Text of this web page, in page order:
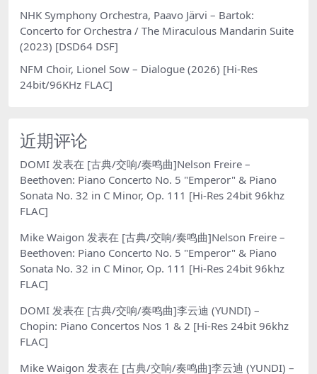
NHK Symphony Orchestra, Paavo Järvi – Bartok:
Concerto for Orchestra / The Miraculous Mandarin Suite
(2023) [DSD64 DSF]
NFM Choir, Lionel Sow – Dialogue (2026) [Hi-Res
24bit/96KHz FLAC]
近期评论
DOMI 发表在 [古典/交响/奏鸣曲]Nelson Freire –
Beethoven: Piano Concerto No. 5 "Emperor" & Piano
Sonata No. 32 in C Minor, Op. 111 [Hi-Res 24bit 96khz
FLAC]
Mike Waigon 发表在 [古典/交响/奏鸣曲]Nelson Freire –
Beethoven: Piano Concerto No. 5 "Emperor" & Piano
Sonata No. 32 in C Minor, Op. 111 [Hi-Res 24bit 96khz
FLAC]
DOMI 发表在 [古典/交响/奏鸣曲]李云迪 (YUNDI) –
Chopin: Piano Concertos Nos 1 & 2 [Hi-Res 24bit 96khz
FLAC]
Mike Waigon 发表在 [古典/交响/奏鸣曲]李云迪 (YUNDI) –